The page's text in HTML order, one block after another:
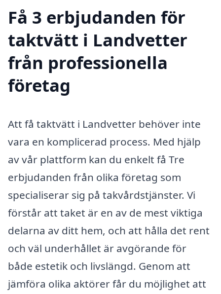
Få 3 erbjudanden för
taktvätt i Landvetter
från professionella
företag
Att få taktvätt i Landvetter behöver inte
vara en komplicerad process. Med hjälp
av vår plattform kan du enkelt få Tre
erbjudanden från olika företag som
specialiserar sig på takvårdstjänster. Vi
förstår att taket är en av de mest viktiga
delarna av ditt hem, och att hålla det rent
och väl underhållet är avgörande för
både estetik och livslängd. Genom att
jämföra olika aktörer får du möjlighet att